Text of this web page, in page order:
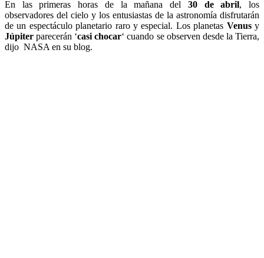
En las primeras horas de la mañana del 30 de abril, los
observadores del cielo y los entusiastas de la astronomía disfrutarán
de un espectáculo planetario raro y especial. Los planetas Venusy
Júpiter parecerán ‘casi chocar‘ cuando se observen desde la Tierra,
dijo NASA en su blog.